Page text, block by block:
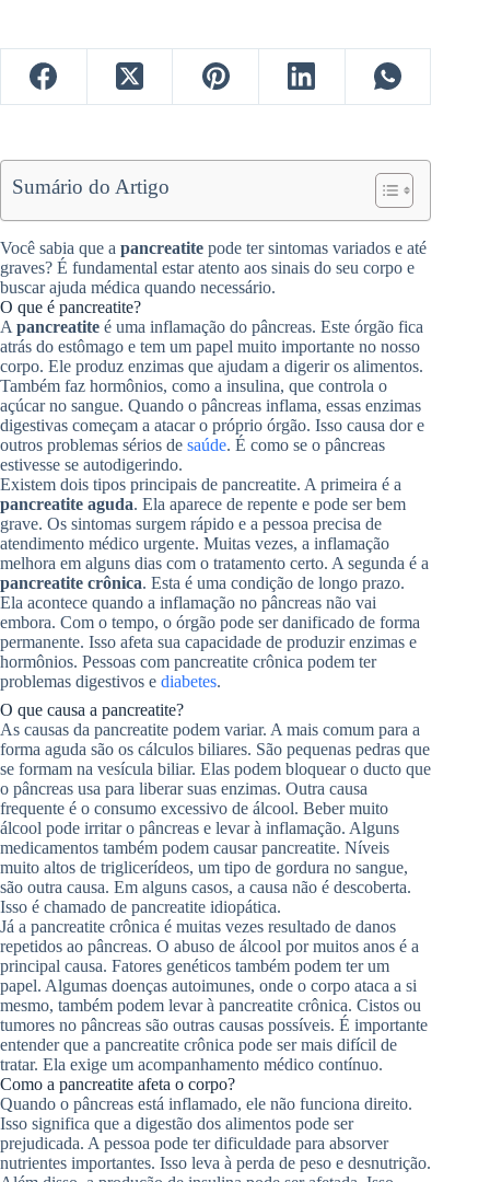
Sumário do Artigo
Você sabia que a pancreatite pode ter sintomas variados e até
graves? É fundamental estar atento aos sinais do seu corpo e
buscar ajuda médica quando necessário.
O que é pancreatite?
A pancreatite é uma inflamação do pâncreas. Este órgão fica
atrás do estômago e tem um papel muito importante no nosso
corpo. Ele produz enzimas que ajudam a digerir os alimentos.
Também faz hormônios, como a insulina, que controla o
açúcar no sangue. Quando o pâncreas inflama, essas enzimas
digestivas começam a atacar o próprio órgão. Isso causa dor e
outros problemas sérios de saúde. É como se o pâncreas
estivesse se autodigerindo.
Existem dois tipos principais de pancreatite. A primeira é a
pancreatite aguda. Ela aparece de repente e pode ser bem
grave. Os sintomas surgem rápido e a pessoa precisa de
atendimento médico urgente. Muitas vezes, a inflamação
melhora em alguns dias com o tratamento certo. A segunda é a
pancreatite crônica. Esta é uma condição de longo prazo.
Ela acontece quando a inflamação no pâncreas não vai
embora. Com o tempo, o órgão pode ser danificado de forma
permanente. Isso afeta sua capacidade de produzir enzimas e
hormônios. Pessoas com pancreatite crônica podem ter
problemas digestivos e diabetes.
O que causa a pancreatite?
As causas da pancreatite podem variar. A mais comum para a
forma aguda são os cálculos biliares. São pequenas pedras que
se formam na vesícula biliar. Elas podem bloquear o ducto que
o pâncreas usa para liberar suas enzimas. Outra causa
frequente é o consumo excessivo de álcool. Beber muito
álcool pode irritar o pâncreas e levar à inflamação. Alguns
medicamentos também podem causar pancreatite. Níveis
muito altos de triglicerídeos, um tipo de gordura no sangue,
são outra causa. Em alguns casos, a causa não é descoberta.
Isso é chamado de pancreatite idiopática.
Já a pancreatite crônica é muitas vezes resultado de danos
repetidos ao pâncreas. O abuso de álcool por muitos anos é a
principal causa. Fatores genéticos também podem ter um
papel. Algumas doenças autoimunes, onde o corpo ataca a si
mesmo, também podem levar à pancreatite crônica. Cistos ou
tumores no pâncreas são outras causas possíveis. É importante
entender que a pancreatite crônica pode ser mais difícil de
tratar. Ela exige um acompanhamento médico contínuo.
Como a pancreatite afeta o corpo?
Quando o pâncreas está inflamado, ele não funciona direito.
Isso significa que a digestão dos alimentos pode ser
prejudicada. A pessoa pode ter dificuldade para absorver
nutrientes importantes. Isso leva à perda de peso e desnutrição.